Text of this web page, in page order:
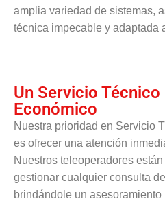
amplia variedad de sistemas,
técnica impecable y adaptada
Un Servicio Técnico
Económico
Nuestra prioridad en Servicio
es ofrecer una atención
Nuestros teleoperadores
gestionar cualquier consulta
brindándole un